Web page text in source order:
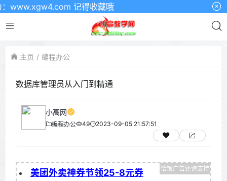
记得收藏哦
主页 编程办公
数据库管理员从入门到精通
小高网
编程办公 49 2023-09-05 21:57:51
美团外卖神券节领25-8元券